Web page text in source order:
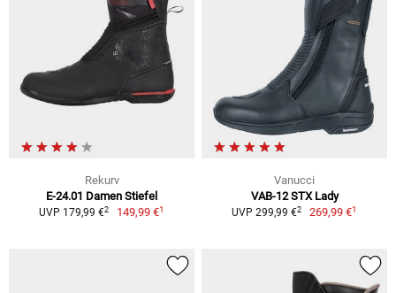
Rekurv
E-24.01 Damen Stiefel
UVP 179,99 €2 149,99 €1
Vanucci
VAB-12 STX Lady
UVP 299,99 €2 269,99 €1